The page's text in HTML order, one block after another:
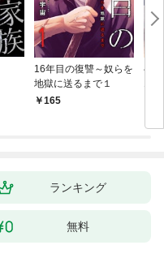
16年目の復讐～奴らを
地獄に送るまで１
165
ベ
ランキング
無料